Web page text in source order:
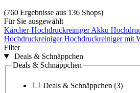
(760 Ergebnisse aus 136 Shops)
Für Sie ausgewählt
Kärcher-HochdruckreinigerAkku
HochdruckreinigerHochdruckreiniger mit
Filter
Deals & Schnäppchen
Deals & Schnäppchen
Deals & Schnäppchen (3)